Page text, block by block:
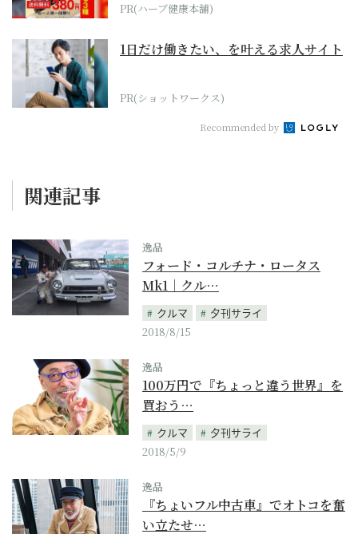
PR(ハーブ健康本舗)
1日だけ働きたい、を叶える求人サイト
PR(ショットワークス)
Recommended by
関連記事
逸品
フォード・コルチナ・ロータス
Mk1｜クル…
クルマ
夕刊サライ
2018/8/15
逸品
100万円で『ちょっと違う世界』を
買おう…
クルマ
夕刊サライ
2018/5/9
逸品
『ちょいフル中古車』でオトコを奮
い立たせ…